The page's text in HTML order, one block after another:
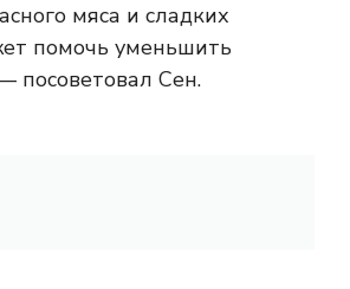
мяса и сладких
помочь уменьшить
посоветовал Сен.